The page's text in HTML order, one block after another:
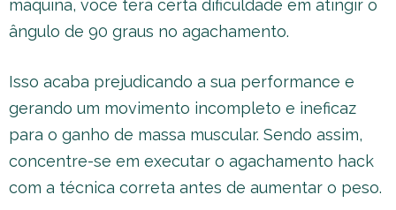
máquina, você terá certa dificuldade em atingir o
ângulo de 90 graus no agachamento.
Isso acaba prejudicando a sua performance e
gerando um movimento incompleto e ineficaz
para o ganho de massa muscular. Sendo assim,
concentre-se em executar o agachamento hack
com a técnica correta antes de aumentar o peso.